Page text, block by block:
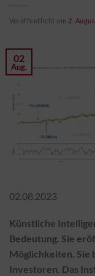
Veröffentlicht am 2.
02
Aug.
02.08.2023
Künstliche
Bedeutung. Sie
Möglichkeiten. Sie
Investoren. Das